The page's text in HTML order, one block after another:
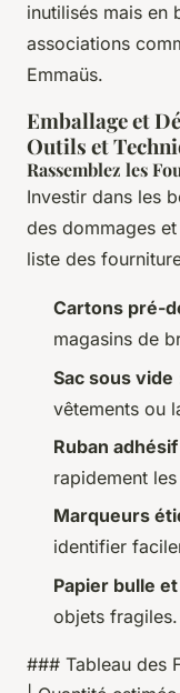
inutilisés mais en
associations
Emmaüs.
Emballage et
Outils et
Rassemblez les
Investir dans les
des dommages
liste des
Cartons pré-
magasins de
Sac sous vide
vêtements ou
Ruban
rapidement
Marqueurs
identifier
Papier bulle
objets fragiles.
### Tableau des